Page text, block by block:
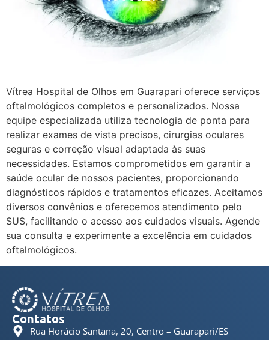
Vítrea Hospital de Olhos em Guarapari oferece serviços
oftalmológicos completos e personalizados. Nossa
equipe especializada utiliza tecnologia de ponta para
realizar exames de vista precisos, cirurgias oculares
seguras e correção visual adaptada às suas
necessidades. Estamos comprometidos em garantir a
saúde ocular de nossos pacientes, proporcionando
diagnósticos rápidos e tratamentos eficazes. Aceitamos
diversos convênios e oferecemos atendimento pelo
SUS, facilitando o acesso aos cuidados visuais. Agende
sua consulta e experimente a excelência em cuidados
oftalmológicos.
Contatos
Rua Horácio Santana, 20, Centro – Guarapari/ES